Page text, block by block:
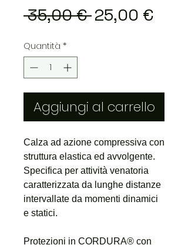
35,00 € Prezzo
25,00 €
Quantità *
Aggiungi al carrello
Calza ad azione compressiva con
struttura elastica ed avvolgente.
Specifica per attività venatoria
caratterizzata da lunghe distanze
intervallate da momenti dinamici
e statici.
Protezioni in CORDURA® con